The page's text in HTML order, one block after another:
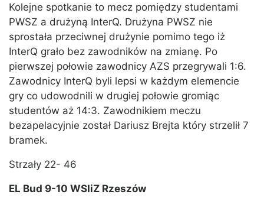
Kolejne spotkanie to mecz pomiędzy studentami
PWSZ a drużyną InterQ. Drużyna PWSZ nie
sprostała przeciwnej drużynie pomimo tego iż
InterQ grało bez zawodników na zmianę. Po
pierwszej połowie zawodnicy AZS przegrywali 1:6.
Zawodnicy InterQ byli lepsi w każdym elemencie
gry co udowodnili w drugiej połowie gromiąc
studentów aż 14:3. Zawodnikiem meczu
bezapelacyjnie został Dariusz Brejta który strzelił 7
bramek.
Strzały 22- 46
EL Bud 9-10 WSIiZ Rzeszów